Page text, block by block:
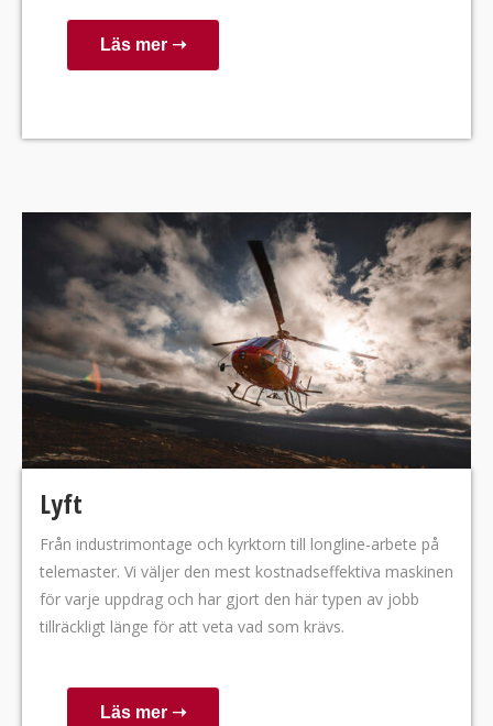
Läs mer ➝
Lyft
Från industrimontage och kyrktorn till longline-arbete på
telemaster. Vi väljer den mest kostnadseffektiva maskinen
för varje uppdrag och har gjort den här typen av jobb
tillräckligt länge för att veta vad som krävs.
Läs mer ➝